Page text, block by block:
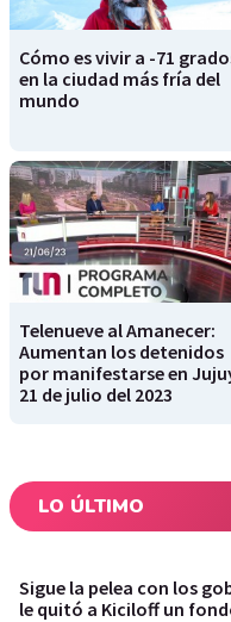
Cómo es vivir a -71
en la ciudad más fría del
mundo
Telenueve al Amanecer:
Aumentan los detenidos
por manifestarse en
21 de julio del 2023
LO ÚLTIMO
Sigue la pelea con los
le quitó a Kiciloff un